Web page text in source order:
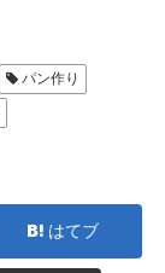
パン作り
はてブ